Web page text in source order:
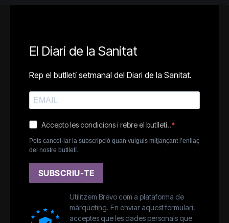
El Diari de la Sanitat
Rep el butlletí setmanal del Diari de la Sanitat.
Accepto les condicions i rebre el butlletí..
Pots cancel·lar la subscripció quan vulguis mitjançant l’enllaç
del nostre butlletí.
SUBSCRIU-TE
Utilitzem Brevo com a plataforma de
màrqueting. En enviar aquest formulari,
acceptes que les dades personals que